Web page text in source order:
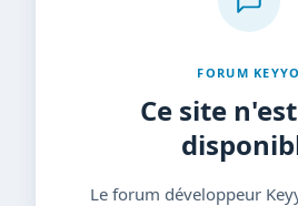
FORUM KEYYO
Ce site
Le forum développeur